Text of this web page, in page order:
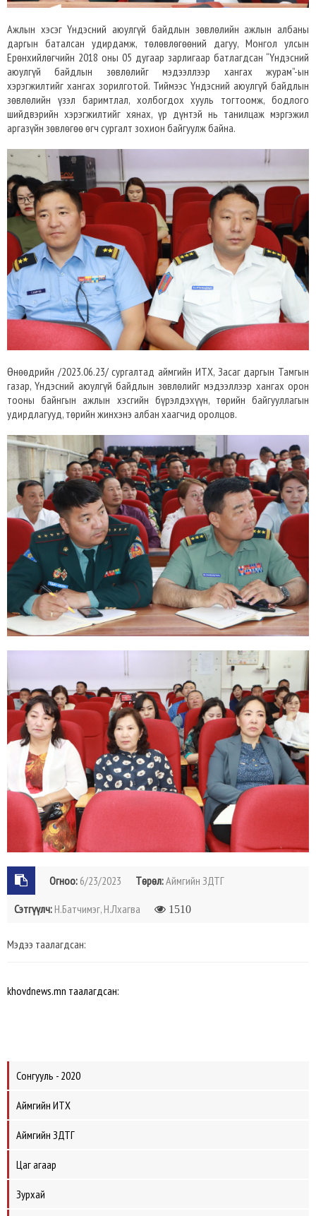
Ажлын хэсэг Үндэсний аюулгүй байдлын зөвлөлийн ажлын албаны
даргын баталсан удирдамж, төлөвлөгөөний дагуу, Монгол улсын
Ерөнхийлөгчийн 2018 оны 05 дугаар зарлигаар батлагдсан “Үндэсний
аюулгүй байдлын зөвлөлийг мэдээллээр хангах журам”-ын
хэрэгжилтийг хангах зорилготой. Тиймээс Үндэсний аюулгүй байдлын
зөвлөлийн үзэл баримтлал, холбогдох хууль тогтоомж, бодлого
шийдвэрийн хэрэгжилтийг хянах, үр дүнтэй нь танилцаж мэргэжил
аргазүйн зөвлөгөө өгч сургалт зохион байгуулж байна.
Өнөөдрийн /2023.06.23/ сургалтад аймгийн ИТХ, Засаг даргын Тамгын
газар, Үндэсний аюулгүй байдлын зөвлөлийг мэдээллээр хангах орон
тооны байнгын ажлын хэсгийн бүрэлдэхүүн, төрийн байгууллагын
удирдлагууд, төрийн жинхэнэ албан хаагчид оролцов.
Огноо: 6/23/2023 Төрөл:Аймгийн ЗДТГ
Сэтгүүлч: Н.Батчимэг, Н.Лхагва 1510
Мэдээ таалагдсан:
khovdnews.mn таалагдсан:
Сонгууль - 2020
Аймгийн ИТХ
Аймгийн ЗДТГ
Цаг агаар
Зурхай